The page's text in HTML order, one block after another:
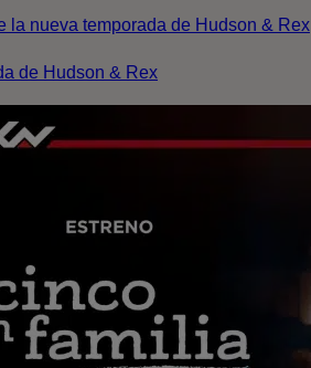
la nueva temporada de Hudson & Rex
de Hudson & Rex